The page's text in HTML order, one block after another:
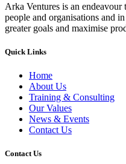
Arka Ventures is an
people and organisations and
greater goals and maximise
Quick Links
Home
About Us
Training & Consulting
Our Values
News & Events
Contact Us
Contact Us